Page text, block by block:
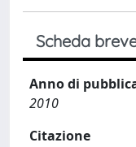
Scheda
Anno di
2010
Citazione